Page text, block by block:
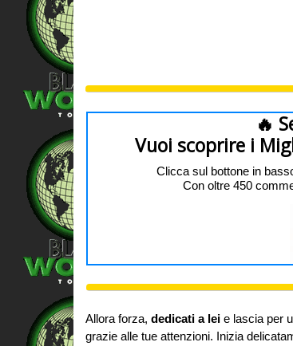
🔥
Vuoi scoprire i
Clicca sul bottone in
Con oltre 450
Allora forza, dedicati a lei e lascia per
grazie alle tue attenzioni. Inizia